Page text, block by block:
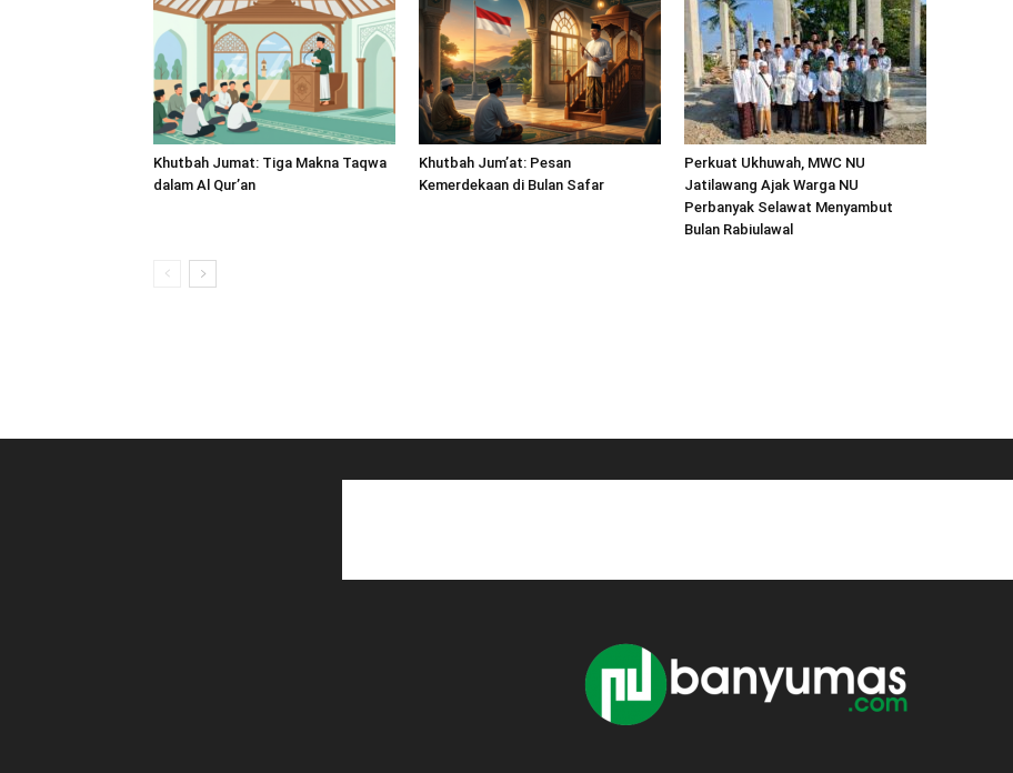
Khutbah Jumat: Tiga Makna Taqwa
dalam Al Qur’an
Khutbah Jum’at: Pesan
Kemerdekaan di Bulan Safar
Perkuat Ukhuwah, MWC NU
Jatilawang Ajak Warga NU
Perbanyak Selawat Menyambut
Bulan Rabiulawal